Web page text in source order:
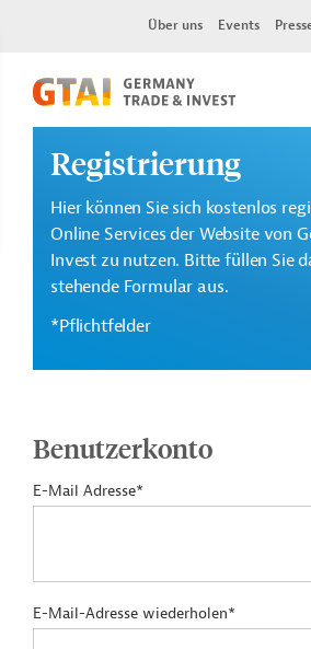
Über uns Events
Registrierung
Hier können Sie sich kostenlos
Online Services der Website von
Invest zu nutzen. Bitte füllen Sie
stehende Formular aus.
*Pflichtfelder
Benutzerkonto
E-Mail Adresse*
E-Mail-Adresse wiederholen*